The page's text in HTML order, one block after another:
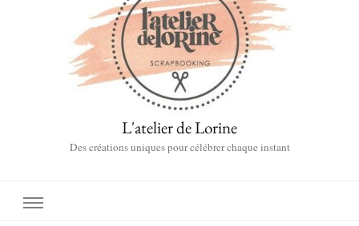
L'atelier de Lorine
Des créations uniques pour célébrer chaque instant